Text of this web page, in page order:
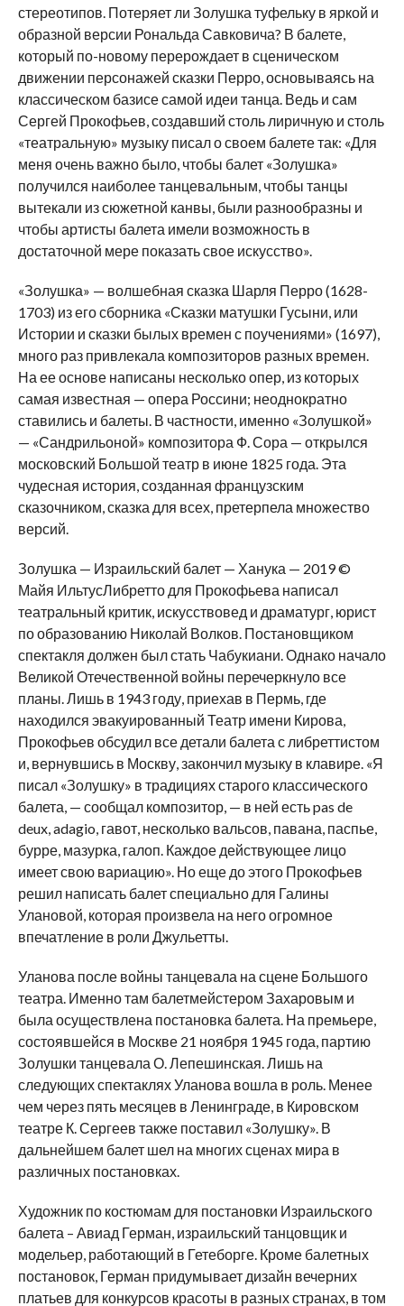
стереотипов. Потеряет ли Золушка туфельку в яркой и
образной версии Рональда Савковича? В балете,
который по-новому перерождает в сценическом
движении персонажей сказки Перро, основываясь на
классическом базисе самой идеи танца. Ведь и сам
Сергей Прокофьев, создавший столь лиричную и столь
«театральную» музыку писал о своем балете так: «Для
меня очень важно было, чтобы балет «Золушка»
получился наиболее танцевальным, чтобы танцы
вытекали из сюжетной канвы, были разнообразны и
чтобы артисты балета имели возможность в
достаточной мере показать свое искусство».
«Золушка» — волшебная сказка Шарля Перро (1628-
1703) из его сборника «Сказки матушки Гусыни, или
Истории и сказки былых времен с поучениями» (1697),
много раз привлекала композиторов разных времен.
На ее основе написаны несколько опер, из которых
самая известная — опера Россини; неоднократно
ставились и балеты. В частности, именно «Золушкой»
— «Сандрильоной» композитора Ф. Сора — открылся
московский Большой театр в июне 1825 года. Эта
чудесная история, созданная французским
сказочником, сказка для всех, претерпела множество
версий.
Золушка — Израильский балет — Ханука — 2019 ©
Майя ИльтусЛибретто для Прокофьева написал
театральный критик, искусствовед и драматург, юрист
по образованию Николай Волков. Постановщиком
спектакля должен был стать Чабукиани. Однако начало
Великой Отечественной войны перечеркнуло все
планы. Лишь в 1943 году, приехав в Пермь, где
находился эвакуированный Театр имени Кирова,
Прокофьев обсудил все детали балета с либреттистом
и, вернувшись в Москву, закончил музыку в клавире. «Я
писал «Золушку» в традициях старого классического
балета, — сообщал композитор, — в ней есть pas de
deux, adagio, гавот, несколько вальсов, павана, паспье,
бурре, мазурка, галоп. Каждое действующее лицо
имеет свою вариацию». Но еще до этого Прокофьев
решил написать балет специально для Галины
Улановой, которая произвела на него огромное
впечатление в роли Джульетты.
Уланова после войны танцевала на сцене Большого
театра. Именно там балетмейстером Захаровым и
была осуществлена постановка балета. На премьере,
состоявшейся в Москве 21 ноября 1945 года, партию
Золушки танцевала О. Лепешинская. Лишь на
следующих спектаклях Уланова вошла в роль. Менее
чем через пять месяцев в Ленинграде, в Кировском
театре К. Сергеев также поставил «Золушку». В
дальнейшем балет шел на многих сценах мира в
различных постановках.
Художник по костюмам для постановки Израильского
балета – Авиад Герман, израильский танцовщик и
модельер, работающий в Гетеборге. Кроме балетных
постановок, Герман придумывает дизайн вечерних
платьев для конкурсов красоты в разных странах, в том